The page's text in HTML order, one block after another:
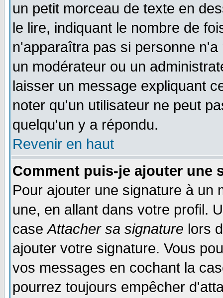
un petit morceau de texte en
le lire, indiquant le nombre de
n'apparaîtra pas si personne
un modérateur ou un
laisser un message expliquant
noter qu'un utilisateur ne peut
quelqu'un y a répondu.
Revenir en haut
Comment puis-je ajouter une
Pour ajouter une signature à un
une, en allant dans votre profil.
caseAttacher sa signature lors
ajouter votre signature. Vous
vos messages en cochant la
pourrez toujours empêcher